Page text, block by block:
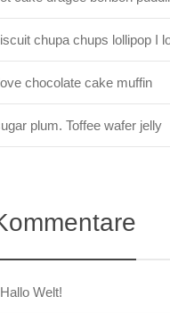
chupa chups lollipop I
chocolate cake muffin
plum. Toffee wafer jelly
Hallo Welt!